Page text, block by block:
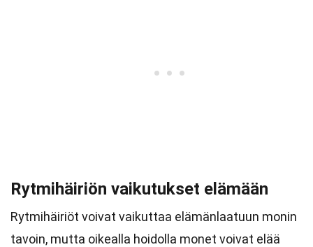
Rytmihäiriön vaikutukset elämään
Rytmihäiriöt voivat vaikuttaa elämänlaatuun monin
tavoin, mutta oikealla hoidolla monet voivat elää